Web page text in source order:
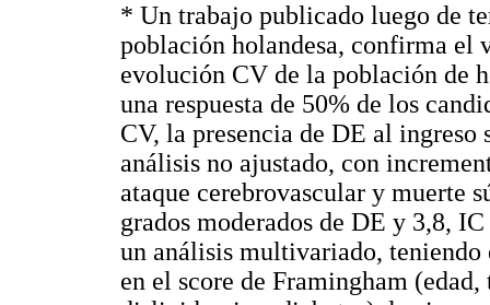
* Un trabajo publicado luego de
población holandesa, confirma el
evolución CV de la población de
una respuesta de 50% de los
CV, la presencia de DE al ingreso
análisis no ajustado, con
ataque cerebrovascular y muerte
grados moderados de DE y 3,8,
un análisis multivariado, teniendo
en el score de Framingham